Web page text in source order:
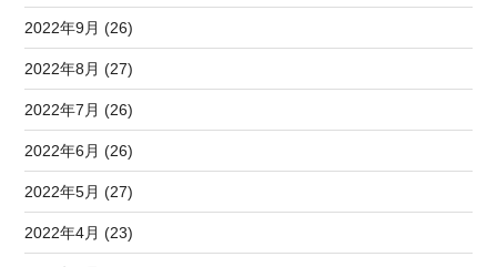
2022年9月 (26)
2022年8月 (27)
2022年7月 (26)
2022年6月 (26)
2022年5月 (27)
2022年4月 (23)